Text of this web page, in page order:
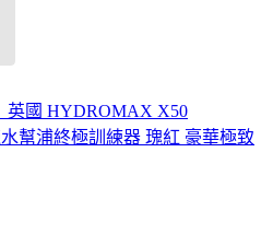
英國 HYDROMAX X50
幫浦終極訓練器 瑰紅 豪華極致